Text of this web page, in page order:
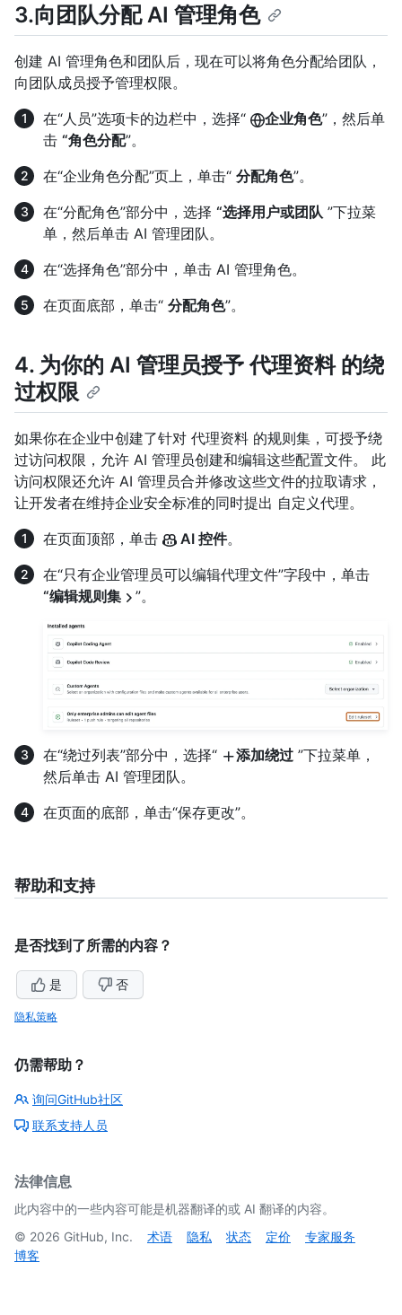
3.向团队分配 AI 管理角色
创建 AI 管理角色和团队后，现在可以将角色分配给团队，
向团队成员授予管理权限。
在“人员”选项卡的边栏中，选择“
企业角色”，然后单
击 “角色分配”。
在“企业角色分配”页上，单击“ 分配角色”。
在“分配角色”部分中，选择 “选择用户或团队 ”下拉菜
单，然后单击 AI 管理团队。
在“选择角色”部分中，单击 AI 管理角色。
在页面底部，单击“ 分配角色”。
4. 为你的 AI 管理员授予 代理资料 的绕
过权限
如果你在企业中创建了针对 代理资料 的规则集，可授予绕
过访问权限，允许 AI 管理员创建和编辑这些配置文件。 此
访问权限还允许 AI 管理员合并修改这些文件的拉取请求，
让开发者在维持企业安全标准的同时提出 自定义代理。
在页面顶部，单击
AI 控件。
在“只有企业管理员可以编辑代理文件”字段中，单击
“编辑规则集
”。
在“绕过列表”部分中，选择“ 添加绕过 ”下拉菜单，
然后单击 AI 管理团队。
在页面的底部，单击“保存更改”。
帮助和支持
是否找到了所需的内容？
是 否
隐私策略
仍需帮助？
询问GitHub社区
联系支持人员
法律信息
此内容中的一些内容可能是机器翻译的或 AI 翻译的内容。
© 2026 GitHub, Inc. 术语 隐私 状态 定价
专家服务
博客